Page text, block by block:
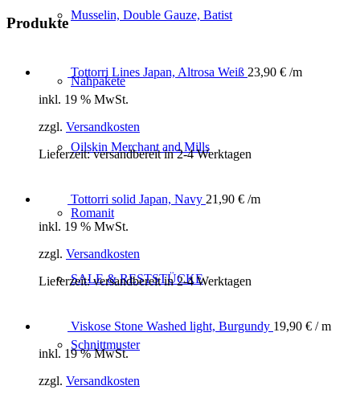
Musselin, Double Gauze, Batist
Nähpakete
Oilskin Merchant and Mills
Romanit
SALE & RESTSTÜCKE
Schnittmuster
Produkte
Tottorri Lines Japan, Altrosa Weiß 23,90 € /m
inkl. 19 % MwSt.
zzgl. Versandkosten
Lieferzeit:versandbereit in 2-4 Werktagen
Tottorri solid Japan, Navy 21,90 € /m
inkl. 19 % MwSt.
zzgl. Versandkosten
Lieferzeit:versandbereit in 2-4 Werktagen
Viskose Stone Washed light, Burgundy 19,90 € / m
inkl. 19 % MwSt.
zzgl. Versandkosten